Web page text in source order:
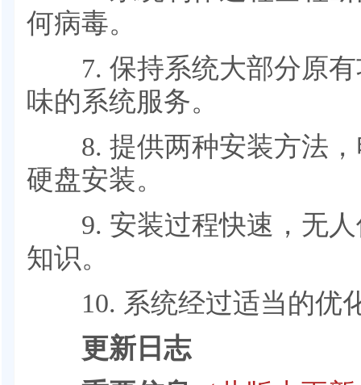
何病毒。
7. 保持系统大部分原有
味的系统服务。
8. 提供两种安装方法，
硬盘安装。
9. 安装过程快速，无人
知识。
10. 系统经过适当的优
更新日志